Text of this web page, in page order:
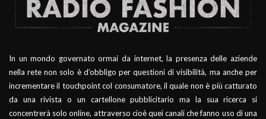
In un mondo governato ormai da internet, la presenza delle aziende
nella rete non solo è d’obbligo per questioni di visibilità, ma anche per
incrementare il touchpoint col consumatore, il quale non è più catturato
da una rivista o un cartellone pubblicitario ma la sua ricerca si
concentrerà solo online, attraverso cioè quei canali che fanno uso di una